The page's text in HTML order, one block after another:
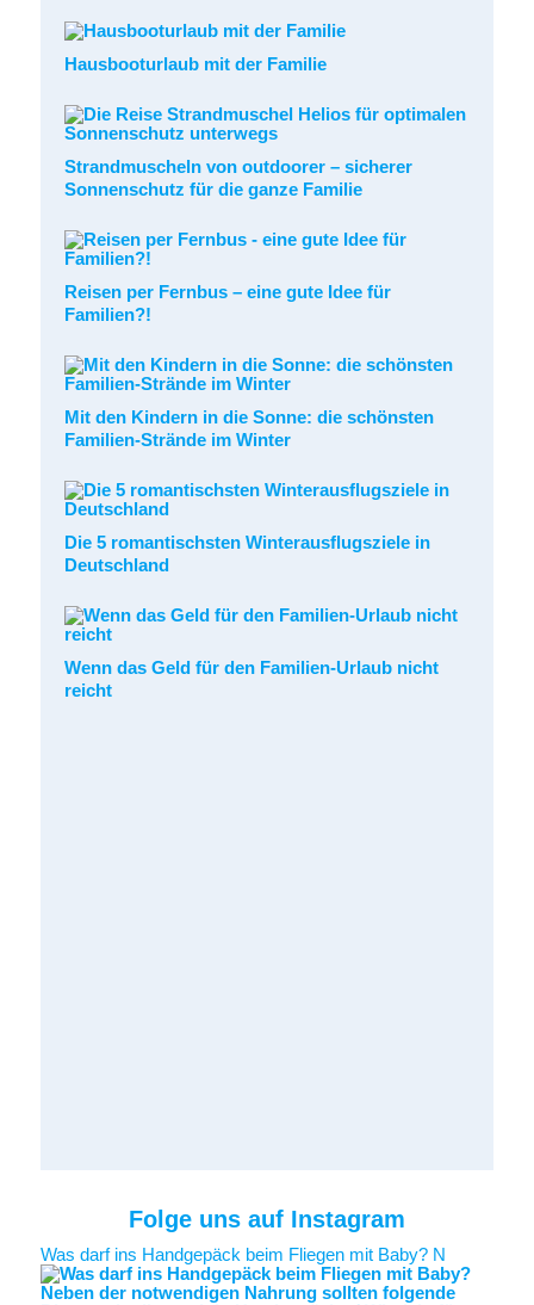
Hausbooturlaub mit der Familie
Strandmuscheln von outdoorer – sicherer
Sonnenschutz für die ganze Familie
Reisen per Fernbus – eine gute Idee für
Familien?!
Mit den Kindern in die Sonne: die schönsten
Familien-Strände im Winter
Die 5 romantischsten Winterausflugsziele in
Deutschland
Wenn das Geld für den Familien-Urlaub nicht
reicht
Folge uns auf Instagram
Was darf ins Handgepäck beim Fliegen mit Baby? N